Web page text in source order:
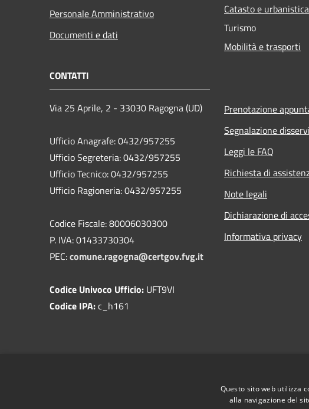
Personale Amministrativo
Documenti e dati
Catasto e urbanistica
Turismo
Mobilità e trasporti
CONTATTI
Via 25 Aprile, 2 - 33030 Ragogna (UD)
Ufficio Anagrafe: 0432/957255
Ufficio Segreteria: 0432/957255
Ufficio Tecnico: 0432/957255
Ufficio Ragioneria: 0432/957255
Codice Fiscale: 80006030300
P. IVA: 01433730304
PEC:comune.ragogna@certgov.fvg.it
Codice Univoco Ufficio: UFT9VI
Codice IPA:c_h161
Prenotazione
Segnalazione
Leggi le FAQ
Richiesta di
Note legali
Dichiarazione di
Informativa privacy
Questo sito web utilizza
alla navigazione del